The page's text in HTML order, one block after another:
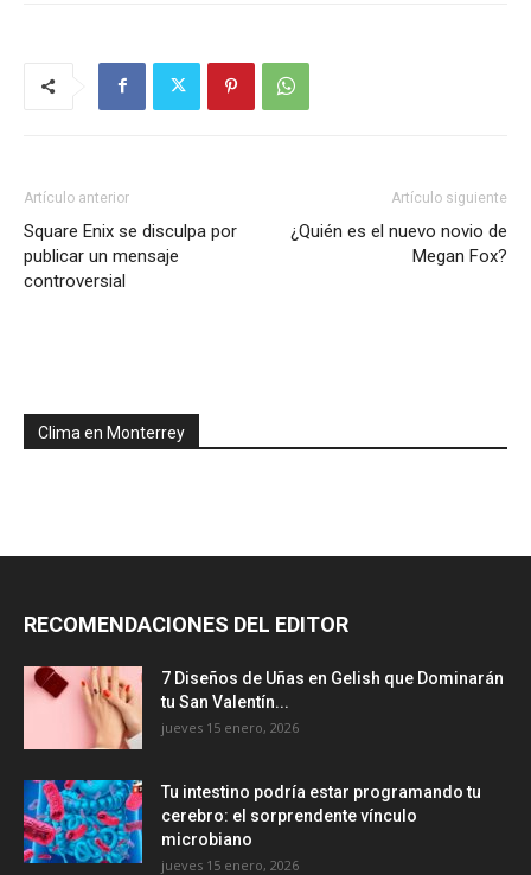
Artículo anterior
Square Enix se disculpa por
publicar un mensaje
controversial
Artículo siguiente
¿Quién es el nuevo novio de
Megan Fox?
Clima en Monterrey
RECOMENDACIONES DEL EDITOR
7 Diseños de Uñas en Gelish que Dominarán
tu San Valentín...
jueves 15 enero, 2026
Tu intestino podría estar programando tu
cerebro: el sorprendente vínculo
microbiano
jueves 15 enero, 2026